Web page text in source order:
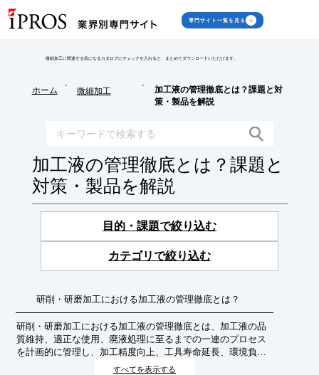
専門サイト一覧を見る
微細加工に関連する気になるカタログにチェックを入れると、まとめてダウンロードいただけます。
ホーム
>
微細加工
>
加工液の管理徹底とは？課題と対
策・製品を解説
加工液の管理徹底とは？課題と
対策・製品を解説
目的・課題で絞り込む
カテゴリで絞り込む
研削・研磨加工における加工液の管理徹底とは？
研削・研磨加工における加工液の管理徹底とは、加工液の品
質維持、適正な使用、廃液処理に至るまでの一連のプロセス
を計画的に管理し、加工精度向上、工具寿命延長、環境負荷
低減、コスト削減を実現することを目指す活動です。
すべてを表示する